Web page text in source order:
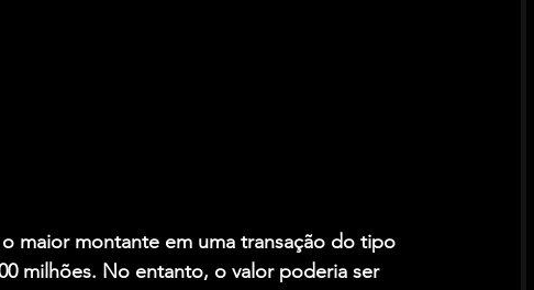
maior montante em uma transação do tipo
milhões. No entanto, o valor poderia ser